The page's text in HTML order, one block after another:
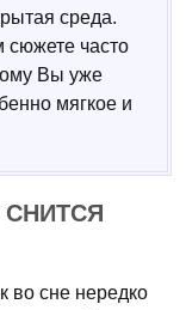
среда.
сюжете часто
Вы уже
мягкое и
во сне нередко